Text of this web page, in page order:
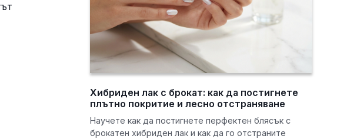
Хибриден лак с брокат: как да постигнете
плътно покритие и лесно отстраняване
Научете как да постигнете перфектен блясък с
брокатен хибриден лак и как да го отстраните